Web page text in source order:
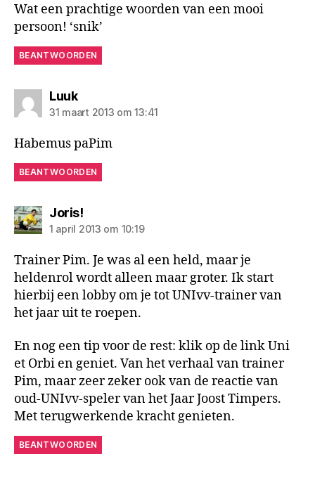
Wat een prachtige woorden van een mooi
persoon! ‘snik’
BEANTWOORDEN
Luukzegt:
31 maart 2013 om 13:41
Habemus paPim
BEANTWOORDEN
Joris!zegt:
1 april 2013 om 10:19
Trainer Pim. Je was al een held, maar je
heldenrol wordt alleen maar groter. Ik start
hierbij een lobby om je tot UNIvv-trainer van
het jaar uit te roepen.
En nog een tip voor de rest: klik op de link Uni
et Orbi en geniet. Van het verhaal van trainer
Pim, maar zeer zeker ook van de reactie van
oud-UNIvv-speler van het Jaar Joost Timpers.
Met terugwerkende kracht genieten.
BEANTWOORDEN